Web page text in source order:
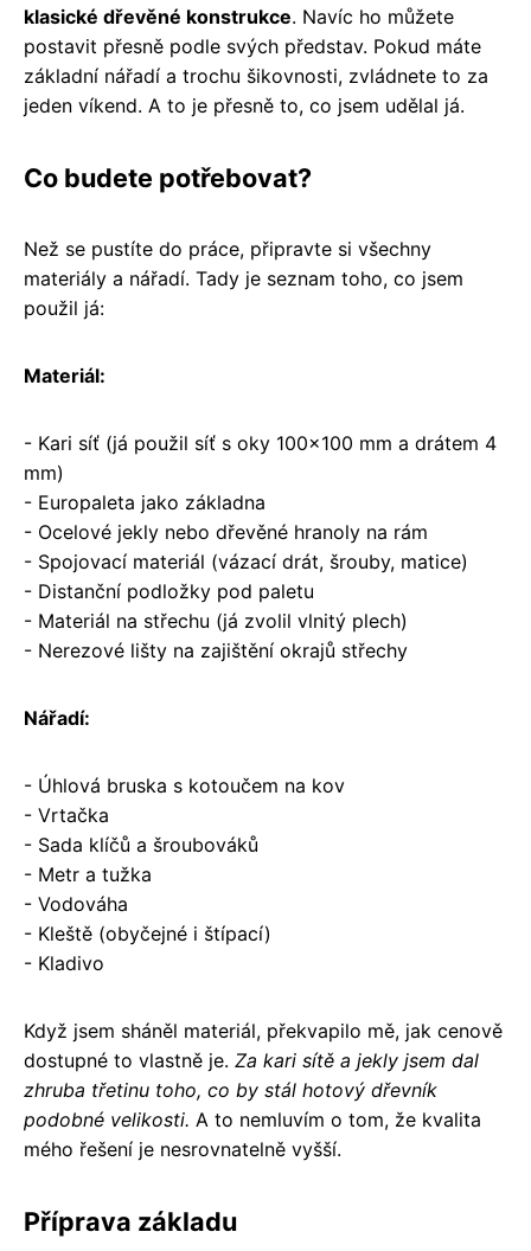
klasické dřevěné konstrukce. Navíc ho můžete
postavit přesně podle svých představ. Pokud máte
základní nářadí a trochu šikovnosti, zvládnete to za
jeden víkend. A to je přesně to, co jsem udělal já.
Co budete potřebovat?
Než se pustíte do práce, připravte si všechny
materiály a nářadí. Tady je seznam toho, co jsem
použil já:
Materiál:
- Kari síť (já použil síť s oky 100x100 mm a drátem 4
mm)
- Europaleta jako základna
- Ocelové jekly nebo dřevěné hranoly na rám
- Spojovací materiál (vázací drát, šrouby, matice)
- Distanční podložky pod paletu
- Materiál na střechu (já zvolil vlnitý plech)
- Nerezové lišty na zajištění okrajů střechy
Nářadí:
- Úhlová bruska s kotoučem na kov
- Vrtačka
- Sada klíčů a šroubováků
- Metr a tužka
- Vodováha
- Kleště (obyčejné i štípací)
- Kladivo
Když jsem sháněl materiál, překvapilo mě, jak cenově
dostupné to vlastně je. Za kari sítě a jekly jsem dal
zhruba třetinu toho, co by stál hotový dřevník
podobné velikosti. A to nemluvím o tom, že kvalita
mého řešení je nesrovnatelně vyšší.
Příprava základu